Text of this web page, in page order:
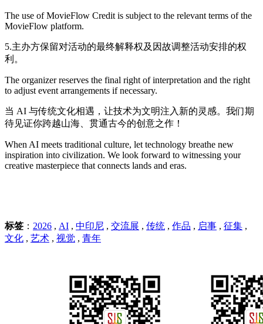
The use of MovieFlow Credit is subject to the relevant terms of the
MovieFlow platform.
5.主办方保留对活动的最终解释权及因故调整活动安排的权
利。
The organizer reserves the final right of interpretation and the right
to adjust event arrangements if necessary.
当 AI 与传统文化相遇，让技术为文明注入新的灵感。我们期
待见证你跨越山海、贯通古今的创意之作！
When AI meets traditional culture, let technology breathe new
inspiration into civilization. We look forward to witnessing your
creative masterpiece that connects lands and eras.
标签 ： 2026 , AI , 中印尼 , 交流展 , 传统 , 作品 , 启事 , 征集 ,
文化 , 艺术 , 视觉 , 青年